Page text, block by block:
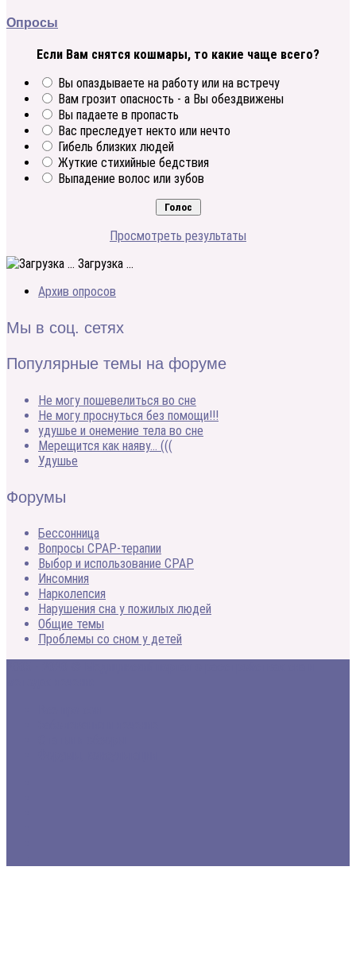
Опросы
Если Вам снятся кошмары, то какие чаще всего?
Вы опаздываете на работу или на встречу
Вам грозит опасность - а Вы обездвижены
Вы падаете в пропасть
Вас преследует некто или нечто
Гибель близких людей
Жуткие стихийные бедствия
Выпадение волос или зубов
Просмотреть результаты
Загрузка ...
Архив опросов
Мы в соц. сетях
Популярные темы на форуме
Не могу пошевелиться во сне
Не могу проснуться без помощи!!!
удушье и онемение тела во сне
Мерещится как наяву… (((
Удушье
Форумы
Бессонница
Вопросы CPAP-терапии
Выбор и использование CPAP
Инсомния
Нарколепсия
Нарушения сна у пожилых людей
Общие темы
Проблемы со сном у детей